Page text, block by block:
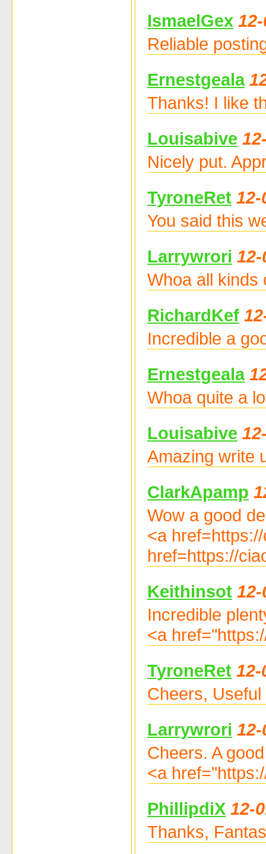
IsmaelGex
Reliable
Ernestgeala
Thanks! I like
Louisabive
Nicely put.
TyroneRet 12-
You said this
Larrywrori 12-
Whoa all kinds
RichardKef
Incredible a
Ernestgeala
Whoa quite a
Louisabive
Amazing write
ClarkApamp
Wow a good
<a
href=https://
Keithinsot 12-
Incredible
<a
TyroneRet 12-
Cheers,
Larrywrori 12-
Cheers. A
<a
PhillipdiX 12-
Thanks,